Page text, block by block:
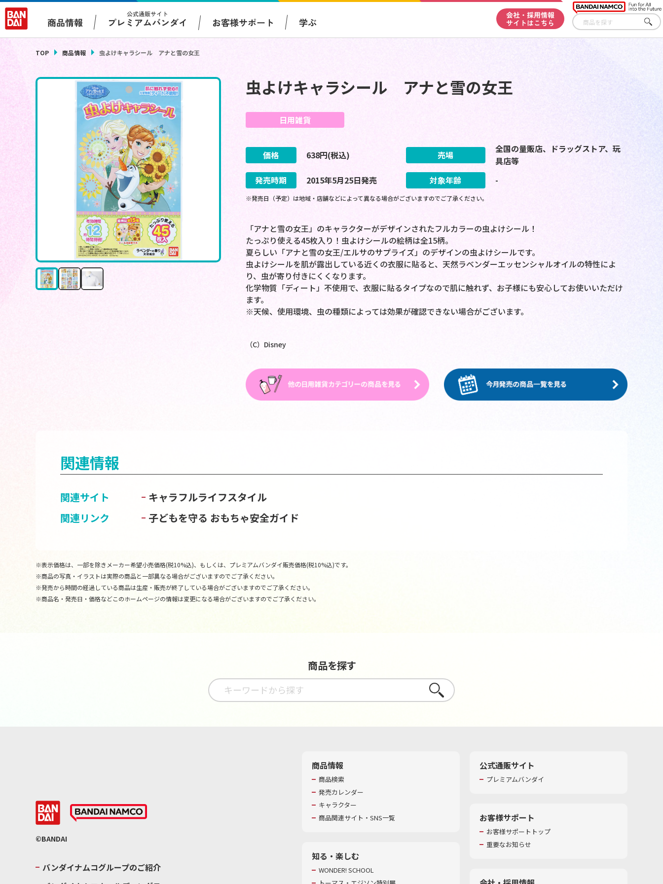
商品情報
公式通販サイト
プレミアムバンダイ お客様サポート 学ぶ
会社・採用情報
サイトはこちら
さが
す
TOP 商品情報 虫よけキャラシール アナと雪の女王
虫よけキャラシール アナと雪の女王
日用雑貨
価格 638円(税込) 売場
全国の量販店、ドラッグストア、玩
具店等
発売時期
2015年5月25日発売 対象年齢 -
※発売日（予定）は地域・店舗などによって異なる場合がございますのでご了承ください。
「アナと雪の女王」のキャラクターがデザインされたフルカラーの虫よけシール！
たっぷり使える45枚入り！虫よけシールの絵柄は全15柄。
夏らしい「アナと雪の女王/エルサのサプライズ」のデザインの虫よけシールです。
虫よけシールを肌が露出している近くの衣服に貼ると、天然ラベンダーエッセンシャルオイルの特性によ
り、虫が寄り付きにくくなります。
化学物質「ディート」不使用で、衣服に貼るタイプなので肌に触れず、お子様にも安心してお使いいただけ
ます。
※天候、使用環境、虫の種類によっては効果が確認できない場合がございます。
（C）Disney
関連情報
関連サイト
キャラフルライフスタイル
関連リンク
子どもを守る おもちゃ安全ガイド
※表示価格は、一部を除きメーカー希望小売価格(税10%込)、もしくは、プレミアムバンダイ販売価格(税10%込)です。
※商品の写真・イラストは実際の商品と一部異なる場合がございますのでご了承ください。
※発売から時間の経過している商品は生産・販売が終了している場合がございますのでご了承ください。
※商品名・発売日・価格などこのホームページの情報は変更になる場合がございますのでご了承ください。
商品を探す
さがす
©BANDAI
バンダイナムコグループのご紹介
商品情報
商品検索
発売カレンダー
キャラクター
商品関連サイト・SNS一覧
知る・楽しむ
WONDER! SCHOOL
公式通販サイト
プレミアムバンダイ
お客様サポート
お客様サポートトップ
重要なお知らせ